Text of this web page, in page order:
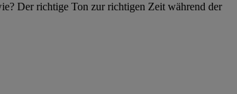
Der richtige Ton zur richtigen Zeit während der